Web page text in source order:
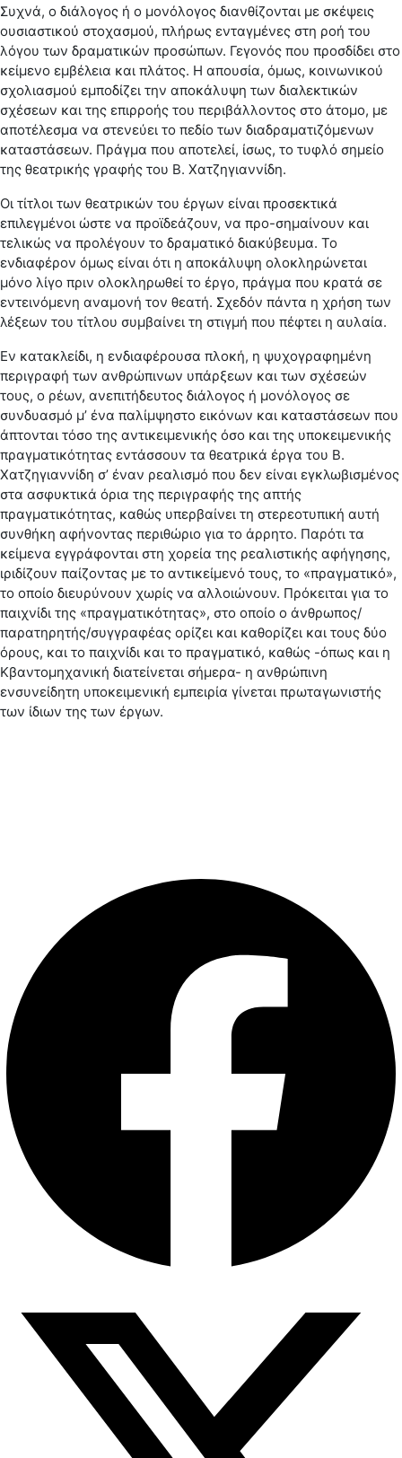
Συχνά, ο διάλογος ή ο μονόλογος διανθίζονται με σκέψεις
ουσιαστικού στοχασμού, πλήρως ενταγμένες στη ροή του
λόγου των δραματικών προσώπων. Γεγονός που προσδίδει στο
κείμενο εμβέλεια και πλάτος. Η απουσία, όμως, κοινωνικού
σχολιασμού εμποδίζει την αποκάλυψη των διαλεκτικών
σχέσεων και της επιρροής του περιβάλλοντος στο άτομο, με
αποτέλεσμα να στενεύει το πεδίο των διαδραματιζόμενων
καταστάσεων. Πράγμα που αποτελεί, ίσως, το τυφλό σημείο
της θεατρικής γραφής του Β. Χατζηγιαννίδη.
Οι τίτλοι των θεατρικών του έργων είναι προσεκτικά
επιλεγμένοι ώστε να προϊδεάζουν, να προ-σημαίνουν και
τελικώς να προλέγουν το δραματικό διακύβευμα. Το
ενδιαφέρον όμως είναι ότι η αποκάλυψη ολοκληρώνεται
μόνο λίγο πριν ολοκληρωθεί το έργο, πράγμα που κρατά σε
εντεινόμενη αναμονή τον θεατή. Σχεδόν πάντα η χρήση των
λέξεων του τίτλου συμβαίνει τη στιγμή που πέφτει η αυλαία.
Εν κατακλείδι, η ενδιαφέρουσα πλοκή, η ψυχογραφημένη
περιγραφή των ανθρώπινων υπάρξεων και των σχέσεών
τους, ο ρέων, ανεπιτήδευτος διάλογος ή μονόλογος σε
συνδυασμό μ’ ένα παλίμψηστο εικόνων και καταστάσεων που
άπτονται τόσο της αντικειμενικής όσο και της υποκειμενικής
πραγματικότητας εντάσσουν τα θεατρικά έργα του Β.
Χατζηγιαννίδη σ’ έναν ρεαλισμό που δεν είναι εγκλωβισμένος
στα ασφυκτικά όρια της περιγραφής της απτής
πραγματικότητας, καθώς υπερβαίνει τη στερεοτυπική αυτή
συνθήκη αφήνοντας περιθώριο για το άρρητο. Παρότι τα
κείμενα εγγράφονται στη χορεία της ρεαλιστικής αφήγησης,
ιριδίζουν παίζοντας με το αντικείμενό τους, το «πραγματικό»,
το οποίο διευρύνουν χωρίς να αλλοιώνουν. Πρόκειται για το
παιχνίδι της «πραγματικότητας», στο οποίο ο άνθρωπος/
παρατηρητής/συγγραφέας ορίζει και καθορίζει και τους δύο
όρους, και το παιχνίδι και το πραγματικό, καθώς -όπως και η
Κβαντομηχανική διατείνεται σήμερα- η ανθρώπινη
ενσυνείδητη υποκειμενική εμπειρία γίνεται πρωταγωνιστής
των ίδιων της των έργων.